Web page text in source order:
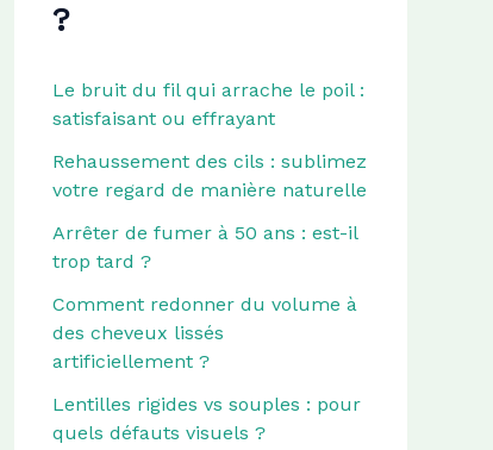
?
Le bruit du fil qui arrache le poil :
satisfaisant ou effrayant
Rehaussement des cils : sublimez
votre regard de manière naturelle
Arrêter de fumer à 50 ans : est-il
trop tard ?
Comment redonner du volume à
des cheveux lissés
artificiellement ?
Lentilles rigides vs souples : pour
quels défauts visuels ?